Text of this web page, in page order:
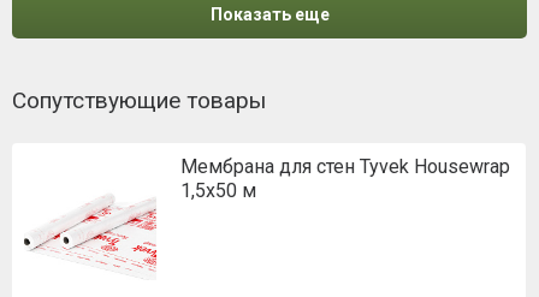
Показать еще
Сопутствующие товары
Мембрана для стен Tyvek Housewrap
1,5х50 м